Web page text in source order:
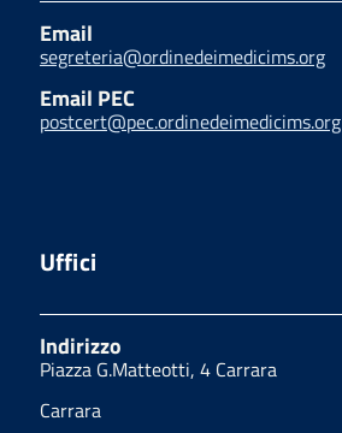
Email
segreteria@ordinedeimedicims.org
Email PEC
postcert@pec.ordinedeimedicims.org
Uffici
Indirizzo
Piazza G.Matteotti, 4 Carrara
Carrara